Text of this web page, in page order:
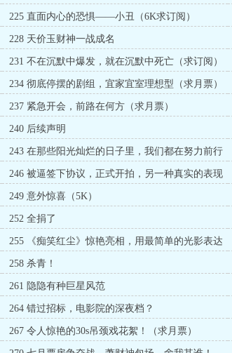
225 直面内心的恐惧——小丑（6K求订阅）
228 天价玉财神一战成名
231 不在沉默中爆发，就在沉默中死亡（求订阅）
234 彻底停摆的剧组，宜家宜室理想型（求月票）
237 紧急开会，前路在何方（求月票）
240 后续声明
243 在那些阳光灿烂的日子里，我们都在努力前行
（6K）
246 被逼签下协议，正式开拍，另一种真实的表现
方式！（5K）
249 意外惊喜（5K）
252 全捐了
255 《痴笑红尘》惊艳亮相，用最简单的光影表达
最高级的质感（5K）
258 杀青！
261 隐隐有种巨星风范
264 错过招标，电影院的深夜档？
267 令人惊艳的30s吊颈戏花絮！（求月票）